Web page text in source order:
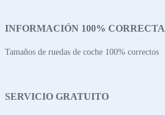
INFORMACIÓN 100% CORRECTA
Tamaños de ruedas de coche 100% correctos
SERVICIO GRATUITO